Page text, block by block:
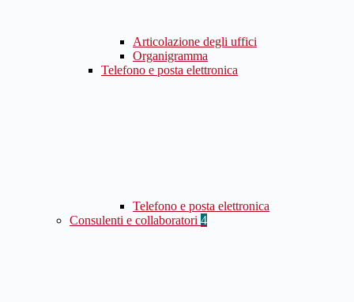
Articolazione degli uffici
Organigramma
Telefono e posta elettronica
Telefono e posta elettronica
Consulenti e collaboratori 4